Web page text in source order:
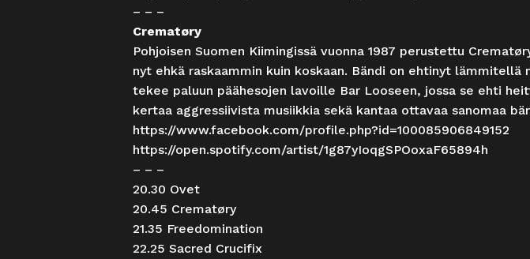
– – –
Crematøry
Pohjoisen Suomen Kiimingissä vuonna 1987 perustettu
nyt ehkä raskaammin kuin koskaan. Bändi on ehtinyt
tekee paluun päähesojen lavoille Bar Looseen, jossa se ehti
kertaa aggressiivista musiikkia sekä kantaa ottavaa sanomaa
https://www.facebook.com/profile.php?id=100085906849152
https://open.spotify.com/artist/1g87yIoqgSPOoxaF65894h
– – –
20.30 Ovet
20.45 Crematøry
21.35 Freedomination
22.25 Sacred Crucifix